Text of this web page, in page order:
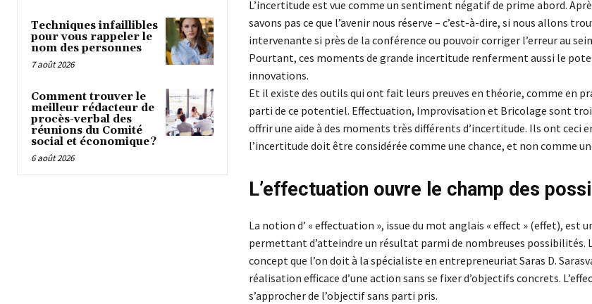
Techniques infaillibles
pour vous rappeler le
nom des personnes
7 août 2026
Comment trouver le
meilleur rédacteur de
procès-verbal des
réunions du Comité
social et économique ?
6 août 2026
L’incertitude est vue comme un sentiment négatif de prime abord.
savons pas ce que l’avenir nous réserve – c’est-à-dire, si nous allons
intervenante si près de la conférence ou pouvoir corriger l’erreur au
Pourtant, ces moments de grande incertitude renferment aussi le
innovations.
Et il existe des outils qui ont fait leurs preuves en théorie, comme en
parti de ce potentiel. Effectuation, Improvisation et Bricolage sont
offrir une aide à des moments très différents d’incertitude. Ils ont ceci
l’incertitude doit être considérée comme une chance, et non comme
L’effectuation ouvre le champ des
La notion d’ « effectuation », issue du mot anglais « effect » (effet), est
permettant d’atteindre un résultat parmi de nombreuses possibilités.
concept que l’on doit à la spécialiste en entrepreneuriat Saras D.
réalisation efficace d’une action sans se fixer d’objectifs concrets.
s’approcher de l’objectif sans parti pris.